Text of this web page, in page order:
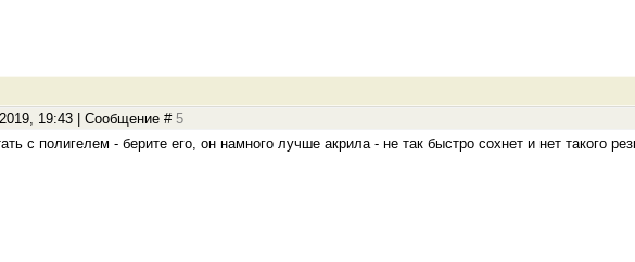
19:43 | Сообщение # 5
с полигелем - берите его, он намного лучше акрила - не так быстро сохнет и нет такого